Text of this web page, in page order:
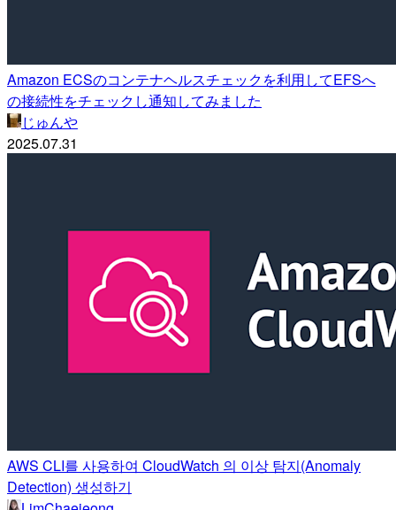
Amazon ECSのコンテナヘルスチェックを利用してEFSへ
の接続性をチェックし通知してみました
じゅんや
2025.07.31
AWS CLI를 사용하여 CloudWatch 의 이상 탐지(Anomaly
Detection) 생성하기